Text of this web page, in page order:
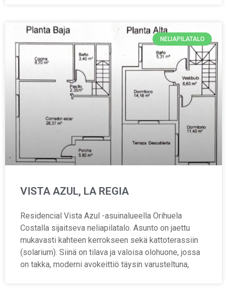
NELIAPILATALO
VISTA AZUL, LA REGIA
Residencial Vista Azul -asuinalueella Orihuela
Costalla sijaitseva neliapilatalo. Asunto on jaettu
mukavasti kahteen kerrokseen sekä kattoterassiin
(solarium). Siinä on tilava ja valoisa olohuone, jossa
on takka, moderni avokeittiö täysin varusteltuna,